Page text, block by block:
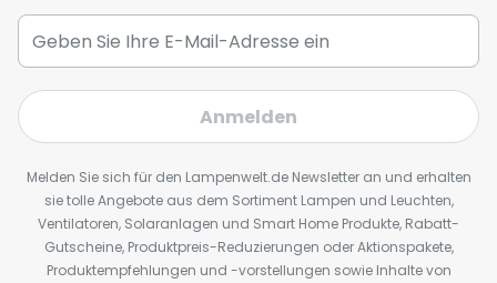
Anmelden
Melden Sie sich für den Lampenwelt.de Newsletter an und erhalten
sie tolle Angebote aus dem Sortiment Lampen und Leuchten,
Ventilatoren, Solaranlagen und Smart Home Produkte, Rabatt-
Gutscheine, Produktpreis-Reduzierungen oder Aktionspakete,
Produktempfehlungen und -vorstellungen sowie Inhalte von